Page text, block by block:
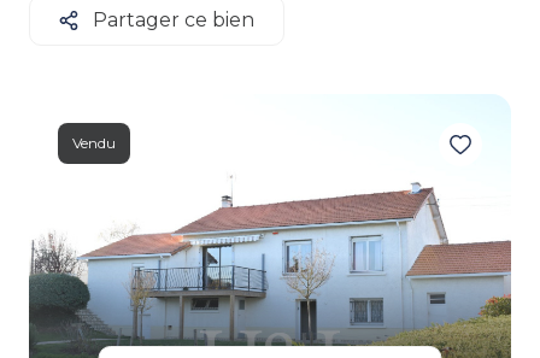
BIENS
CONFIEZ
CRÉER
GESTION
LOCATIVE
Partager ce bien
Vendu